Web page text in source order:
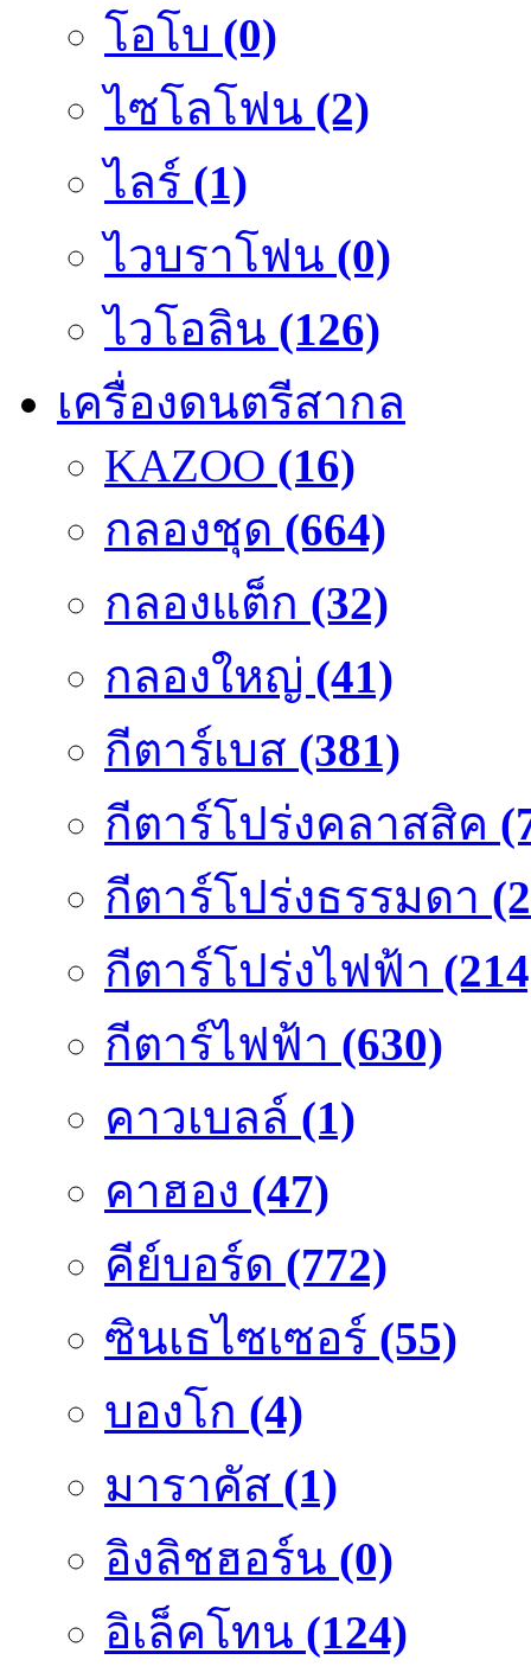
โอโบ (0)
ไซโลโฟน (2)
ไลร์ (1)
ไวบราโฟน (0)
ไวโอลิน (126)
เครื่องดนตรีสากล
KAZOO (16)
กลองชุด (664)
กลองแต็ก (32)
กลองใหญ่ (41)
กีตาร์เบส (381)
กีตาร์โปร่งคลาสสิค
กีตาร์โปร่งธรรมดา
กีตาร์โปร่งไฟฟ้า
กีตาร์ไฟฟ้า (630)
คาวเบลล์ (1)
คาฮอง (47)
คีย์บอร์ด (772)
ซินเธไซเซอร์ (55)
บองโก (4)
มาราคัส (1)
อิงลิชฮอร์น (0)
อิเล็คโทน (124)